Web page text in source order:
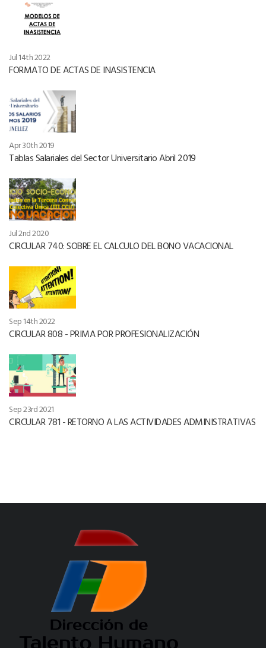
Jul 14th 2022
FORMATO DE ACTAS DE INASISTENCIA
Apr 30th 2019
Tablas Salariales del Sector Universitario Abril 2019
Jul 2nd 2020
CIRCULAR 740: SOBRE EL CALCULO DEL BONO VACACIONAL
Sep 14th 2022
CIRCULAR 808 - PRIMA POR PROFESIONALIZACIÓN
Sep 23rd 2021
CIRCULAR 781 - RETORNO A LAS ACTIVIDADES ADMINISTRATIVAS